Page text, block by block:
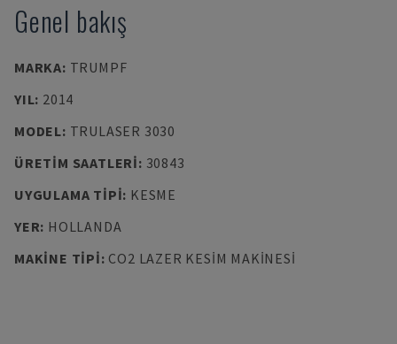
Genel bakış
MARKA: TRUMPF
YIL: 2014
MODEL: TRULASER 3030
ÜRETIM SAATLERI: 30843
UYGULAMA TIPI: KESME
YER: HOLLANDA
MAKINE TIPI: CO2 LAZER KESIM MAKINESI